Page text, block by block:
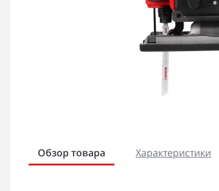
Обзор товара Характеристики